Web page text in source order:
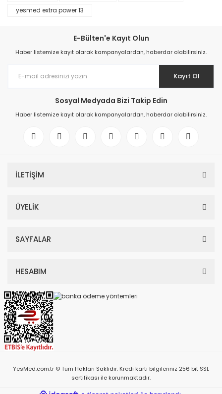
yesmed extra power 13
E-Bülten'e Kayıt Olun
Haber listemize kayıt olarak kampanyalardan, haberdar olabilirsiniz.
Kayıt Ol
Sosyal Medyada Bizi Takip Edin
Haber listemize kayıt olarak kampanyalardan, haberdar olabilirsiniz.
İLETİŞİM
ÜYELİK
SAYFALAR
HESABIM
YesMed.com.tr © Tüm Hakları Saklıdır. Kredi kartı bilgileriniz 256 bit SSL
sertifikası ile korunmaktadır.